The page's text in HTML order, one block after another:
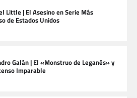
Little | El Asesino en Serie Más
de Estados Unidos
Galán | El «Monstruo de Leganés» y
Imparable